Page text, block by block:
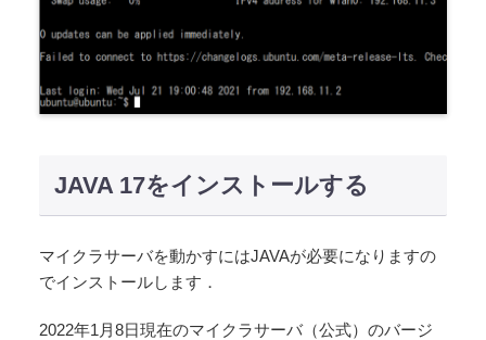
JAVA 17をインストールする
マイクラサーバを動かすにはJAVAが必要になりますの
でインストールします．
2022年1月8日現在のマイクラサーバ（公式）のバージ